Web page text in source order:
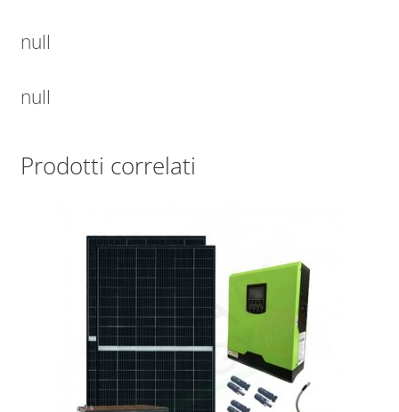
null
null
Prodotti correlati